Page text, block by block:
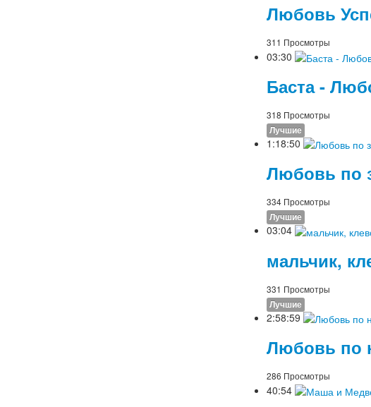
Любовь
311 Просмотры
03:30
Баста -
318 Просмотры
Лучшие
1:18:50
Любовь по
334 Просмотры
Лучшие
03:04
мальчик,
331 Просмотры
Лучшие
2:58:59
Любовь по
286 Просмотры
40:54